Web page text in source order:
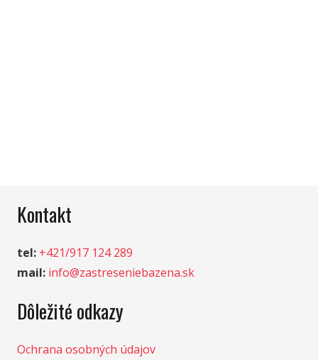
Kontakt
tel: +421/917 124 289
mail: info@zastreseniebazena.sk
Dôležité odkazy
Ochrana osobných údajov